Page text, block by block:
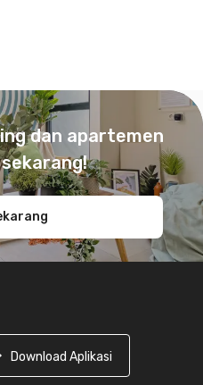
dan apartemen
Download Aplikasi